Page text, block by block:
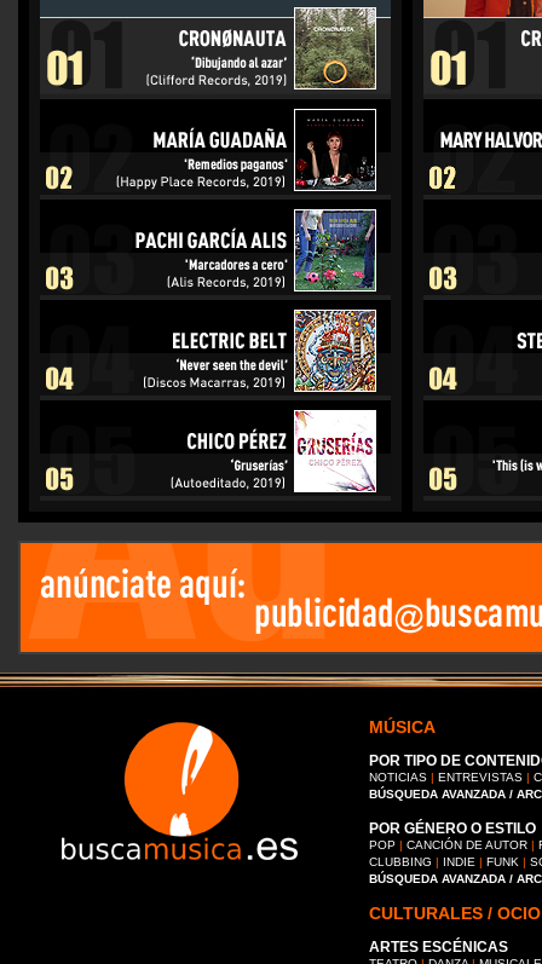
MÚSICA
POR TIPO DE
NOTICIAS | ENTREVISTAS |
BÚSQUEDA AVANZADA /
POR GÉNERO O ESTILO
POP | CANCIÓN DE AUTOR |
CLUBBING | INDIE | FUNK |
BÚSQUEDA AVANZADA /
CULTURALES / OCIO
ARTES ESCÉNICAS